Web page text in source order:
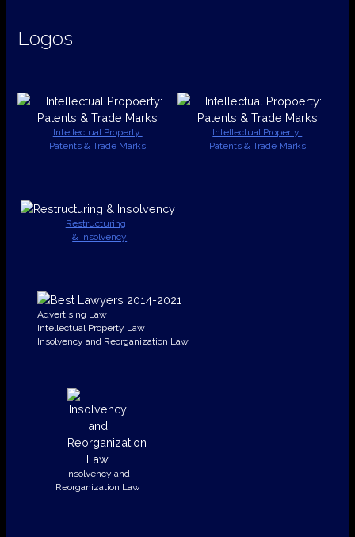
Logos
Intellectual Property:
Patents & Trade Marks
Intellectual Property:
Patents & Trade Marks
Restructuring
& Insolvency
Advertising Law
Intellectual Property Law
Insolvency and Reorganization Law
Insolvency and
Reorganization Law